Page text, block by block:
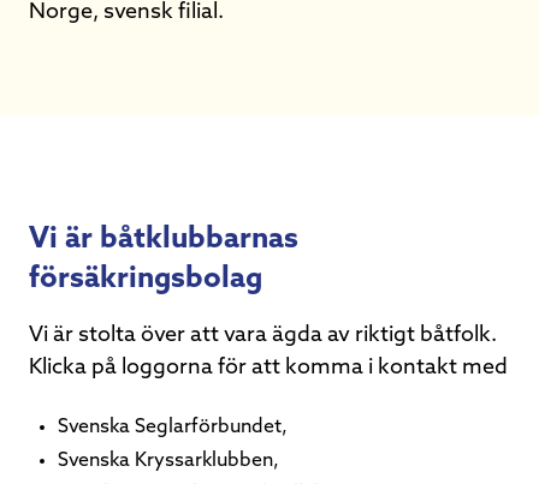
Norge, svensk filial.
Vi är båtklubbarnas
försäkringsbolag
Vi är stolta över att vara ägda av riktigt båtfolk.
Klicka på loggorna för att komma i kontakt med
Svenska Seglarförbundet,
Svenska Kryssarklubben,